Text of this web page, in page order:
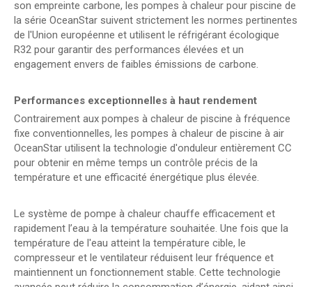
son empreinte carbone, les pompes à chaleur pour piscine de
la série OceanStar suivent strictement les normes pertinentes
de l'Union européenne et utilisent le réfrigérant écologique
R32 pour garantir des performances élevées et un
engagement envers de faibles émissions de carbone.
Performances exceptionnelles à haut rendement
Contrairement aux pompes à chaleur de piscine à fréquence
fixe conventionnelles, les pompes à chaleur de piscine à air
OceanStar utilisent la technologie d'onduleur entièrement CC
pour obtenir en même temps un contrôle précis de la
température et une efficacité énergétique plus élevée.
Le système de pompe à chaleur chauffe efficacement et
rapidement l’eau à la température souhaitée. Une fois que la
température de l'eau atteint la température cible, le
compresseur et le ventilateur réduisent leur fréquence et
maintiennent un fonctionnement stable. Cette technologie